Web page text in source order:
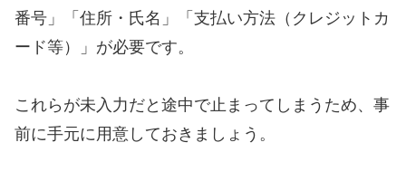
番号」「住所・氏名」「支払い方法（クレジットカ
ード等）」が必要です。
これらが未入力だと途中で止まってしまうため、事
前に手元に用意しておきましょう。